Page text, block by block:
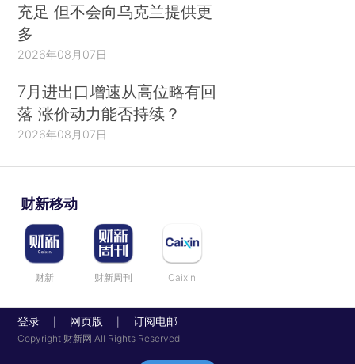
充足 但不会向乌克兰提供更
多
2026年08月07日
7月进出口增速从高位略有回
落 涨价动力能否持续？
2026年08月07日
财新移动
财新 财新周刊 Caixin
登录 网页版 订阅电邮
Copyright 财新网 All Rights Reserved